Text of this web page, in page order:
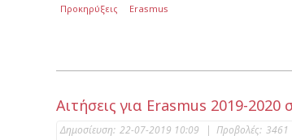
Προκηρύξεις Erasmus
Αιτήσεις για Erasmus 2019-
Δημοσίευση: 22-07-2019 10:09 | Προβολές: 3461